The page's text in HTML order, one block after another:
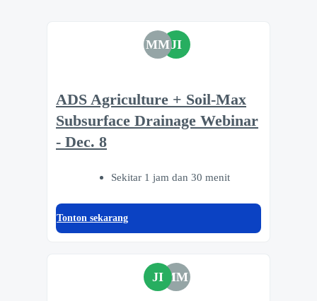
MMJI
ADS Agriculture + Soil-Max
Subsurface Drainage Webinar
- Dec. 8
Sekitar 1 jam dan 30 menit
Tonton sekarang
JI MM